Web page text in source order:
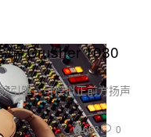
端 Crusher 1080
引擎，可模拟正前方扬声
653 0